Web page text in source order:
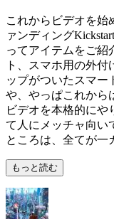
これからビデオを始
ァンディング
ってアイテムをご紹
ト、スマホ用の外
ップがついたスマー
や、やっぱこれから
ビデオを本格的にや
て人にメッチャ向い
ところは、全てが一
もっと読む